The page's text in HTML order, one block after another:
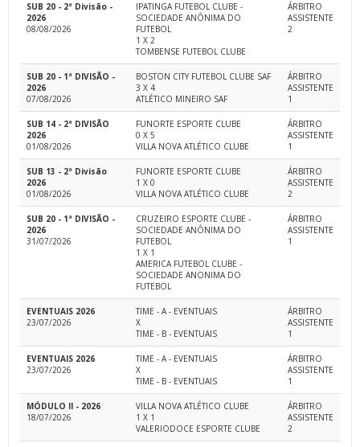
SUB 20 - 2ª Divisão -
2026
08/08/2026
IPATINGA FUTEBOL CLUBE -
SOCIEDADE ANÔNIMA DO
FUTEBOL
1 X 2
TOMBENSE FUTEBOL CLUBE
ÁRBITRO
ASSISTENTE
2
SUB 20 - 1ª DIVISÃO -
2026
07/08/2026
BOSTON CITY FUTEBOL CLUBE SAF
3 X 4
ATLÉTICO MINEIRO SAF
ÁRBITRO
ASSISTENTE
1
SUB 14 - 2ª DIVISÃO
2026
01/08/2026
FUNORTE ESPORTE CLUBE
0 X 5
VILLA NOVA ATLÉTICO CLUBE
ÁRBITRO
ASSISTENTE
1
SUB 13 - 2ª Divisão
2026
01/08/2026
FUNORTE ESPORTE CLUBE
1 X 0
VILLA NOVA ATLÉTICO CLUBE
ÁRBITRO
ASSISTENTE
2
SUB 20 - 1ª DIVISÃO -
2026
31/07/2026
CRUZEIRO ESPORTE CLUBE -
SOCIEDADE ANÔNIMA DO
FUTEBOL
1 X 1
AMERICA FUTEBOL CLUBE -
SOCIEDADE ANONIMA DO
FUTEBOL
ÁRBITRO
ASSISTENTE
1
EVENTUAIS 2026
23/07/2026
TIME - A - EVENTUAIS
X
TIME - B - EVENTUAIS
ÁRBITRO
ASSISTENTE
1
EVENTUAIS 2026
23/07/2026
TIME - A - EVENTUAIS
X
TIME - B - EVENTUAIS
ÁRBITRO
ASSISTENTE
1
MÓDULO II - 2026
18/07/2026
VILLA NOVA ATLÉTICO CLUBE
1 X 1
VALERIODOCE ESPORTE CLUBE
ÁRBITRO
ASSISTENTE
2